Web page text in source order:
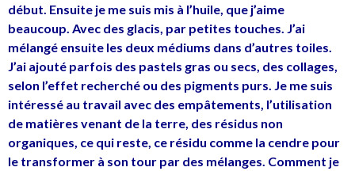
début. Ensuite je me suis mis à l’huile, que j’aime
beaucoup. Avec des glacis, par petites touches. J’ai
mélangé ensuite les deux médiums dans d’autres toiles.
J’ai ajouté parfois des pastels gras ou secs, des collages,
selon l’effet recherché ou des pigments purs. Je me suis
intéressé au travail avec des empâtements, l’utilisation
de matières venant de la terre, des résidus non
organiques, ce qui reste, ce résidu comme la cendre pour
le transformer à son tour par des mélanges. Comment je